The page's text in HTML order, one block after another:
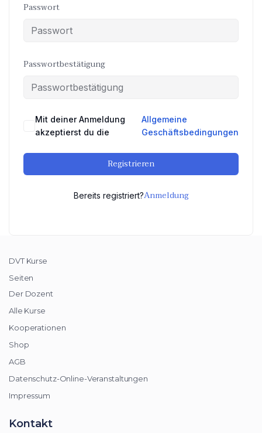
Passwort
Passwortbestätigung
Mit deiner Anmeldung
akzeptierst du die
Allgemeine
Geschäftsbedingungen
Registrieren
Bereits registriert?Anmeldung
DVT Kurse
Seiten
Der Dozent
Alle Kurse
Kooperationen
Shop
AGB
Datenschutz-Online-Veranstaltungen
Impressum
Kontakt